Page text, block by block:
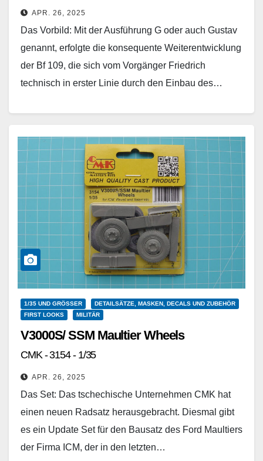
APR. 26, 2025
Das Vorbild: Mit der Ausführung G oder auch Gustav
genannt, erfolgte die konsequente Weiterentwicklung
der Bf 109, die sich vom Vorgänger Friedrich
technisch in erster Linie durch den Einbau des…
1/35 UND GRÖSSER
DETAILSÄTZE, MASKEN, DECALS UND ZUBEHÖR
FIRST LOOKS
MILITÄR
V3000S/ SSM Maultier Wheels
CMK - 3154 - 1/35
APR. 26, 2025
Das Set: Das tschechische Unternehmen CMK hat
einen neuen Radsatz herausgebracht. Diesmal gibt
es ein Update Set für den Bausatz des Ford Maultiers
der Firma ICM, der in den letzten…